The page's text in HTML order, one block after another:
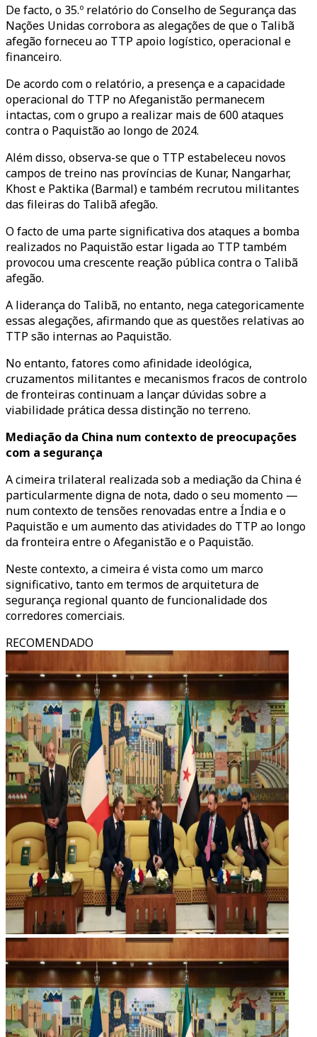
De facto, o 35.º relatório do Conselho de Segurança das
Nações Unidas corrobora as alegações de que o Talibã
afegão forneceu ao TTP apoio logístico, operacional e
financeiro.
De acordo com o relatório, a presença e a capacidade
operacional do TTP no Afeganistão permanecem
intactas, com o grupo a realizar mais de 600 ataques
contra o Paquistão ao longo de 2024.
Além disso, observa-se que o TTP estabeleceu novos
campos de treino nas províncias de Kunar, Nangarhar,
Khost e Paktika (Barmal) e também recrutou militantes
das fileiras do Talibã afegão.
O facto de uma parte significativa dos ataques a bomba
realizados no Paquistão estar ligada ao TTP também
provocou uma crescente reação pública contra o Talibã
afegão.
A liderança do Talibã, no entanto, nega categoricamente
essas alegações, afirmando que as questões relativas ao
TTP são internas ao Paquistão.
No entanto, fatores como afinidade ideológica,
cruzamentos militantes e mecanismos fracos de controlo
de fronteiras continuam a lançar dúvidas sobre a
viabilidade prática dessa distinção no terreno.
Mediação da China num contexto de preocupações
com a segurança
A cimeira trilateral realizada sob a mediação da China é
particularmente digna de nota, dado o seu momento —
num contexto de tensões renovadas entre a Índia e o
Paquistão e um aumento das atividades do TTP ao longo
da fronteira entre o Afeganistão e o Paquistão.
Neste contexto, a cimeira é vista como um marco
significativo, tanto em termos de arquitetura de
segurança regional quanto de funcionalidade dos
corredores comerciais.
RECOMENDADO